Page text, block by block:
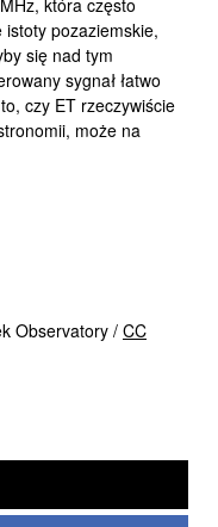
istoty pozaziemskie,
się nad tym
sygnał łatwo
czy ET rzeczywiście
może na
Observatory / CC